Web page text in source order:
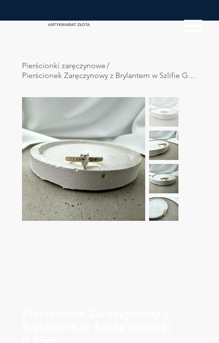
ANTYKWARIAT ZŁOTA
Pierścionki zaręczynowe/
Pierścionek Zaręczynowy z Brylantem w Szlifie Gruszki 0.25ct